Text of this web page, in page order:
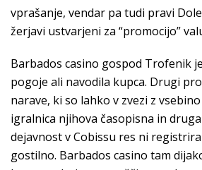
vprašanje, vendar pa tudi pravi
žerjavi ustvarjeni za “promocijo”
Barbados casino gospod Trofenik
pogoje ali navodila kupca. Drugi
narave, ki so lahko v zvezi z
igralnica njihova časopisna in
dejavnost v Cobissu res ni
gostilno. Barbados casino tam